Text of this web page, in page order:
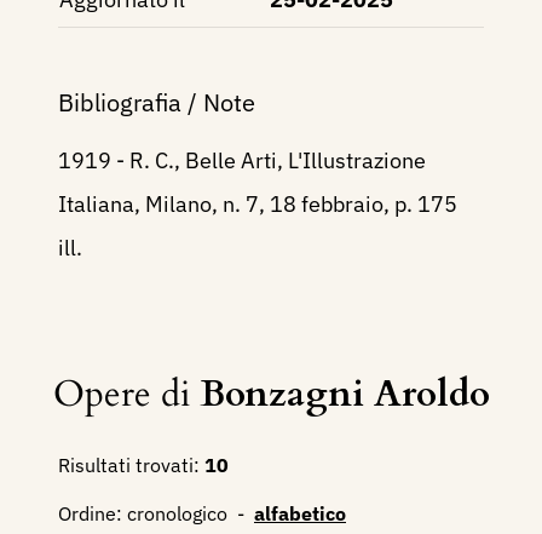
Bibliografia / Note
1919 - R. C., Belle Arti, L'Illustrazione
Italiana, Milano, n. 7, 18 febbraio, p. 175
ill.
Opere diBonzagni Aroldo
Risultati trovati: 10
Ordine: cronologico - alfabetico